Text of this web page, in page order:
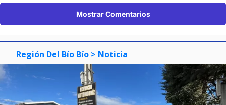
Mostrar Comentarios
Región Del Bío Bío > Noticia